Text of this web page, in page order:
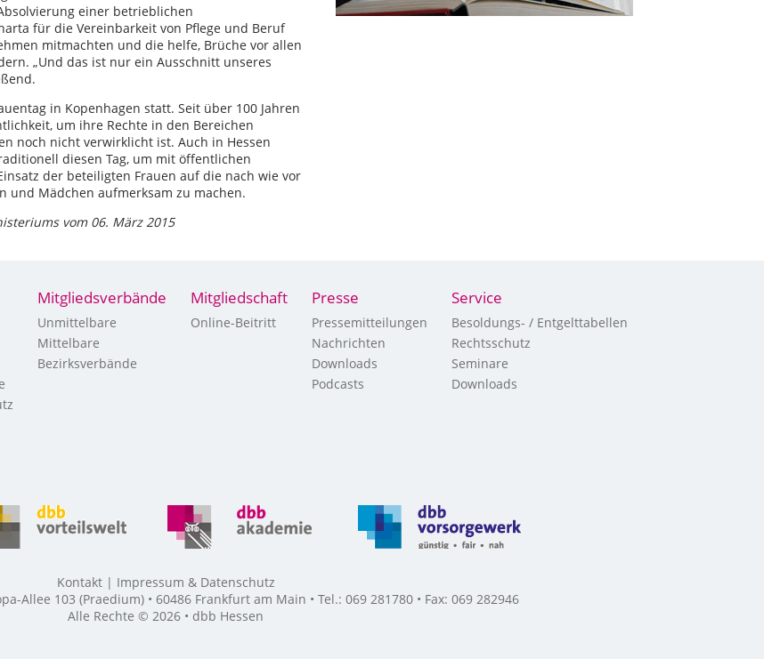
einer betrieblichen
für die Vereinbarkeit von Pflege und Beruf
mitmachten und die helfe, Brüche vor allen
„Und das ist nur ein Ausschnitt unseres
in Kopenhagen statt. Seit über 100 Jahren
um ihre Rechte in den Bereichen
noch nicht verwirklicht ist. Auch in Hessen
diesen Tag, um mit öffentlichen
der beteiligten Frauen auf die nach wie vor
und Mädchen aufmerksam zu machen.
vom 06. März 2015
Mitgliedsverbände
Unmittelbare
Mittelbare
Bezirksverbände
Mitgliedschaft
Online-Beitritt
Presse
Pressemitteilungen
Nachrichten
Downloads
Podcasts
Service
Besoldungs- / Entgelttabellen
Rechtsschutz
Seminare
Downloads
Kontakt
Impressum & Datenschutz
Allee 103 (Praedium) • 60486 Frankfurt am Main • Tel.: 069 281780 • Fax: 069 282946
Alle Rechte © 2026 • dbb Hessen